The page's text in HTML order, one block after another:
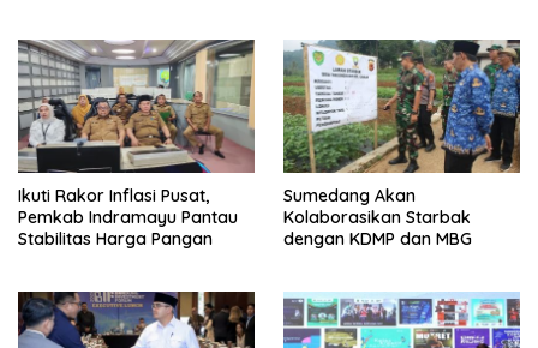
Ikuti Rakor Inflasi Pusat,
Pemkab Indramayu Pantau
Stabilitas Harga Pangan
Sumedang Akan
Kolaborasikan Starbak
dengan KDMP dan MBG